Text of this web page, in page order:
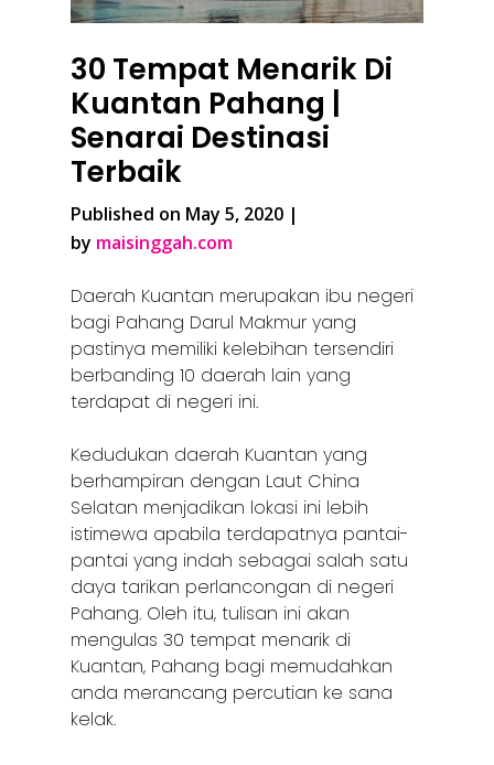
30 Tempat Menarik Di
Kuantan Pahang |
Senarai Destinasi
Terbaik
Published on May 5, 2020 |
by maisinggah.com
Daerah Kuantan merupakan ibu negeri
bagi Pahang Darul Makmur yang
pastinya memiliki kelebihan tersendiri
berbanding 10 daerah lain yang
terdapat di negeri ini.
Kedudukan daerah Kuantan yang
berhampiran dengan Laut China
Selatan menjadikan lokasi ini lebih
istimewa apabila terdapatnya pantai-
pantai yang indah sebagai salah satu
daya tarikan perlancongan di negeri
Pahang. Oleh itu, tulisan ini akan
mengulas 30 tempat menarik di
Kuantan, Pahang bagi memudahkan
anda merancang percutian ke sana
kelak.